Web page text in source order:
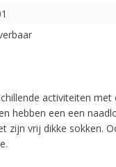
activiteiten
hebben een een
zijn vrij dikke sokken.